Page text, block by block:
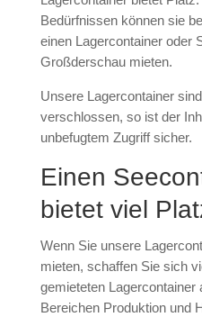
Bedürfnissen können sie
einen Lagercontainer oder
Großderschau mieten.
Unsere Lagercontainer
verschlossen, so ist der
unbefugtem Zugriff sicher.
Einen
bietet viel
Wenn Sie unsere
mieten, schaffen Sie sich
gemieteten Lagercontainer
Bereichen Produktion und